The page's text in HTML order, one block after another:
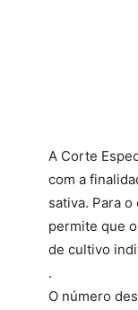
A Corte
com a
sativa. Para
permite que
de cultivo
.
O número